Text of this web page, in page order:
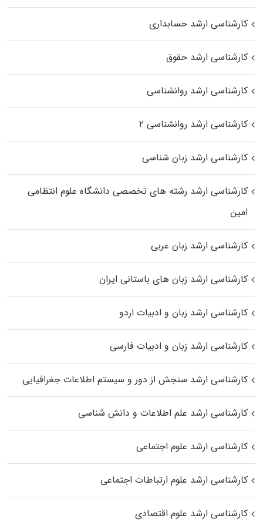
کارشناسی ارشد حسابداری
کارشناسی ارشد حقوق
کارشناسی ارشد روانشناسی
کارشناسی ارشد روانشناسی ۲
کارشناسی ارشد زبان شناسی
کارشناسی ارشد رﺷﺘﻪ ﻫﺎی تخصصی داﻧﺸﮕﺎه ﻋﻠﻮم انتظامی
اﻣﻴﻦ
کارشناسی ارشد زبان عربی
کارشناسی ارشد زبان‌ های باستانی ایران
کارشناسی ارشد زبان و ادبیات اردو
کارشناسی ارشد زبان و ادبیات فارسی
کارشناسی ارشد سنجش از دور و سیستم اطلاعات جغرافیایی
کارشناسی ارشد علم اطلاعات و دانش شناسی
کارشناسی ارشد علوم اجتماعی
کارشناسی ارشد علوم ارتباطات اجتماعی
کارشناسی ارشد علوم اقتصادی